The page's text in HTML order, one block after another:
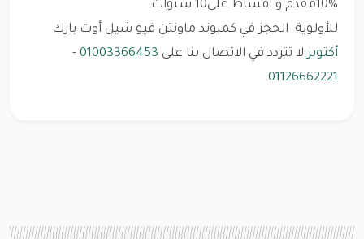
10%مقدم و أقساط على10 سنوات
للأولوية الحجز في كمبوند ماونتن فيو شيل أوت بارك
أكتوبر لا تتردد في الاتصال بنا على 01003366453
-
01126662221